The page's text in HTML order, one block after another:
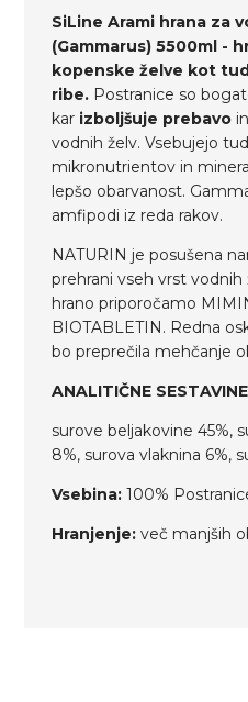
SiLine Arami hrana za
(Gammarus) 5500ml -
kopenske želve kot
ribe. Postranice so
kar izboljšuje prebavo
vodnih želv. Vsebujejo
mikronutrientov in
lepšo obarvanost.
amfipodi iz reda rakov.
NATURIN je posušena
prehrani vseh vrst
hrano priporočamo
BIOTABLETIN. Redna
bo preprečila mehčanje
ANALITIČNE
surove beljakovine 45%,
8%, surova vlaknina 6%,
Vsebina: 100%
Hranjenje: več manjših